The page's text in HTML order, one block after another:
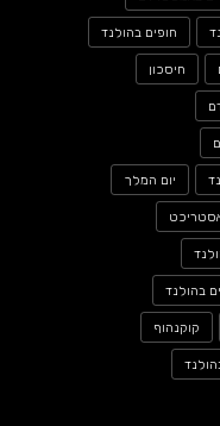
חופים בהולנד
חיסכון
יום המלך
בהולנד
קוקנהוף